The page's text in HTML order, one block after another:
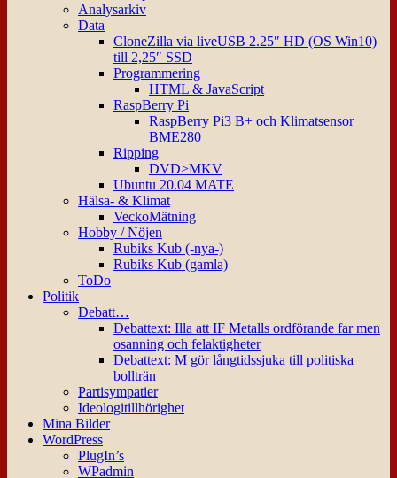
Analysarkiv
Data
CloneZilla via liveUSB 2.25″ HD (OS Win10)
till 2,25″ SSD
Programmering
HTML & JavaScript
RaspBerry Pi
RaspBerry Pi3 B+ och Klimatsensor
BME280
Ripping
DVD>MKV
Ubuntu 20.04 MATE
Hälsa- & Klimat
VeckoMätning
Hobby / Nöjen
Rubiks Kub (-nya-)
Rubiks Kub (gamla)
ToDo
Politik
Debatt…
Debattext: Illa att IF Metalls ordförande far men
osanning och felaktigheter
Debattext: M gör långtidssjuka till politiska
bollträn
Partisympatier
Ideologitillhörighet
Mina Bilder
WordPress
PlugIn’s
WPadmin